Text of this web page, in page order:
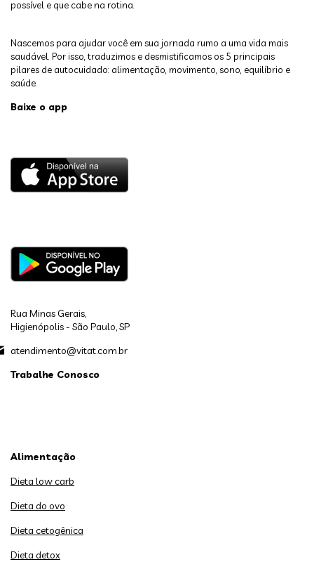
possível e que cabe na rotina.
Nascemos para ajudar você em sua jornada rumo a uma vida mais
saudável. Por isso, traduzimos e desmistificamos os 5 principais
pilares de autocuidado: alimentação, movimento, sono, equilíbrio e
saúde.
Baixe o app
Rua Minas Gerais,
Higienópolis - São Paulo, SP
atendimento@vitat.com.br
Trabalhe Conosco
Alimentação
Dieta low carb
Dieta do ovo
Dieta cetogênica
Dieta detox